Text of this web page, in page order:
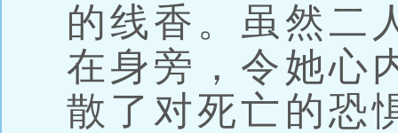
的线香。虽然二
在身旁，令她心
散了对死亡的恐